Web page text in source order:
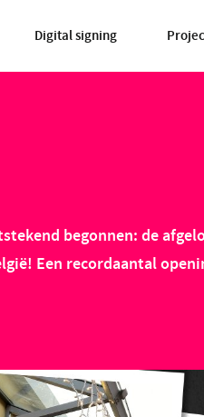
Digital signing
begonnen: de
Een recordaantal